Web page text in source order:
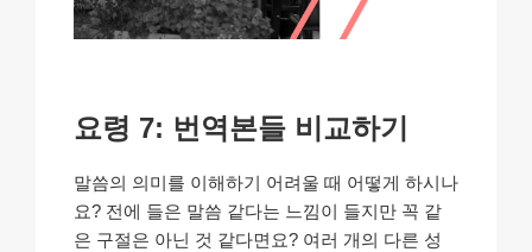
요령 7: 번역본들 비교하기
말씀의 의미를 이해하기 어려울 때 어떻게 하시나
요? 전에 들은 말씀 같다는 느낌이 들지만 꼭 같
은 구절은 아닌 것 같다면요? 여러 개의 다른 성